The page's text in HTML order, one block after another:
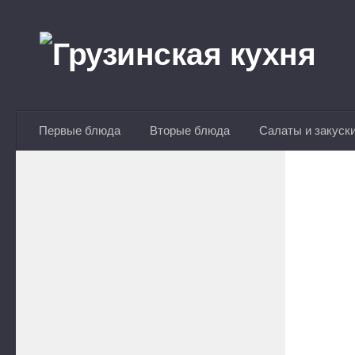
Первые блюда Вторые блюда Салаты и